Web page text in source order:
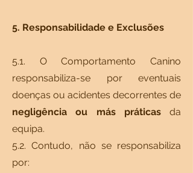
5. Responsabilidade e Exclusões
5.1. O Comportamento Canino
responsabiliza-se por eventuais
doenças ou acidentes decorrentes de
negligência ou más práticasda
equipa.
5.2. Contudo, não se responsabiliza
por: